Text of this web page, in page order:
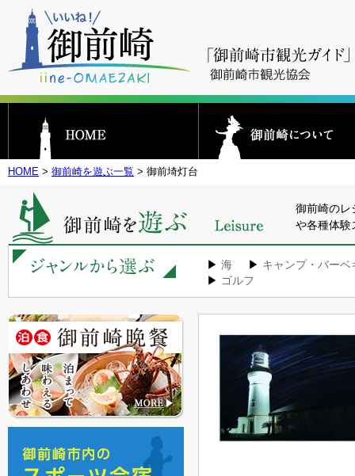
HOME > 御前崎を遊ぶ一覧 > 御前埼灯台
御前崎のレ
や各種体験
▶ 海 ▶ キャンプ・バーベ
▶ ゴルフ